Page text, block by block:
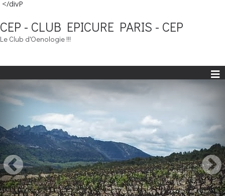
CEP - CLUB EPICURE PARIS - CEP
Le Club d'Oenologie !!!
</divP